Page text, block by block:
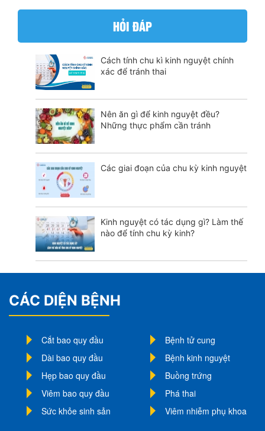
HỎI ĐÁP
Cách tính chu kì kinh nguyệt chính
xác để tránh thai
Nên ăn gì để kinh nguyệt đều?
Những thực phẩm cần tránh
Các giai đoạn của chu kỳ kinh nguyệt
Kinh nguyệt có tác dụng gì? Làm thế
nào để tính chu kỳ kinh?
CÁC DIỆN BỆNH
Cắt bao quy đầu
Dài bao quy đầu
Hẹp bao quy đầu
Viêm bao quy đầu
Sức khỏe sinh sản
Bệnh tử cung
Bệnh kinh nguyệt
Buồng trứng
Phá thai
Viêm nhiễm phụ khoa